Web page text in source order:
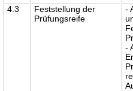
4.3
Feststellung der
Prüfungsreife
-
-